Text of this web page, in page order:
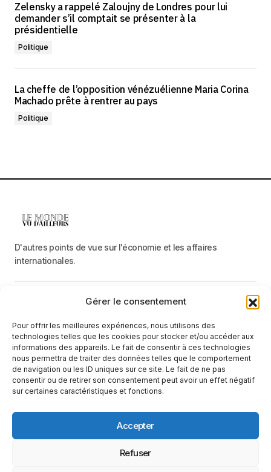
Gérer le consentement
Pour offrir les meilleures expériences, nous utilisons des
technologies telles que les cookies pour stocker et/ou accéder aux
informations des appareils. Le fait de consentir à ces technologies
nous permettra de traiter des données telles que le comportement
de navigation ou les ID uniques sur ce site. Le fait de ne pas
consentir ou de retirer son consentement peut avoir un effet négatif
sur certaines caractéristiques et fonctions.
Accepter
Refuser
Zelensky a rappelé Zaloujny de Londres pour lui
demander s’il comptait se présenter à la
présidentielle
Politique
La cheffe de l’opposition vénézuélienne Maria Corina
Machado prête à rentrer au pays
Politique
D'autres points de vue sur l'économie et les affaires
internationales.
Catégories
Recevez une information neutre et factuelle
E-mail
En cliquant sur le bouton « S'abonner », vous confirmez que vous
avez lu et que vous acceptez notrepolitique de confidentialité
conditions d'utilisation.